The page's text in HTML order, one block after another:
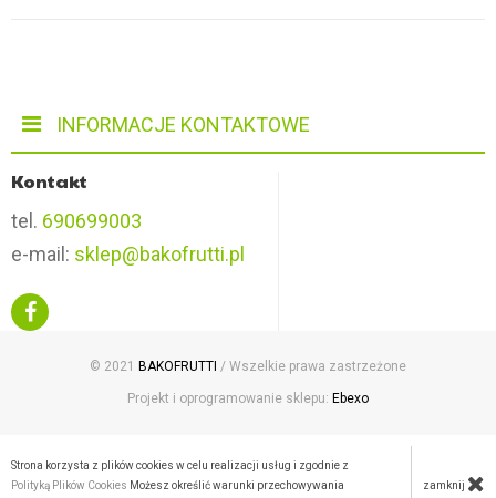
INFORMACJE KONTAKTOWE
Kontakt
tel. 690699003
e-mail: sklep@bakofrutti.pl
© 2021 BAKOFRUTTI / Wszelkie prawa zastrzeżone
Projekt i oprogramowanie sklepu: Ebexo
Strona korzysta z plików cookies w celu realizacji usług i zgodnie z
Polityką Plików Cookies Możesz określić warunki przechowywania zamknij